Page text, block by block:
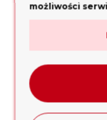
możliwości